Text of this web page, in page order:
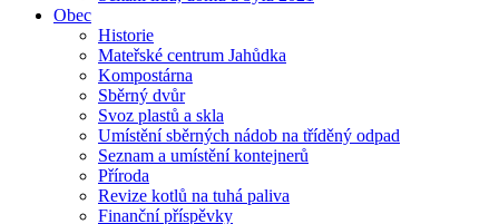
Obec
Historie
Mateřské centrum Jahůdka
Kompostárna
Sběrný dvůr
Svoz plastů a skla
Umístění sběrných nádob na tříděný odpad
Seznam a umístění kontejnerů
Příroda
Revize kotlů na tuhá paliva
Finanční příspěvky